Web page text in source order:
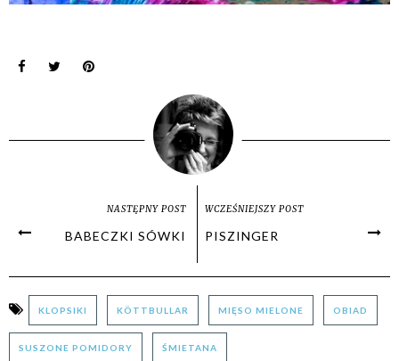
NASTĘPNY POST
BABECZKI SÓWKI
WCZEŚNIEJSZY POST
PISZINGER
KLOPSIKI KÖTTBULLAR MIĘSO MIELONE OBIAD
SUSZONE POMIDORY ŚMIETANA